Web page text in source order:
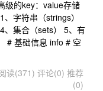
级的key：value存储
字符串（strings）
、集合（sets） 5、有
# 基础信息 info # 空
读(371) 评论(0) 推荐
(0)